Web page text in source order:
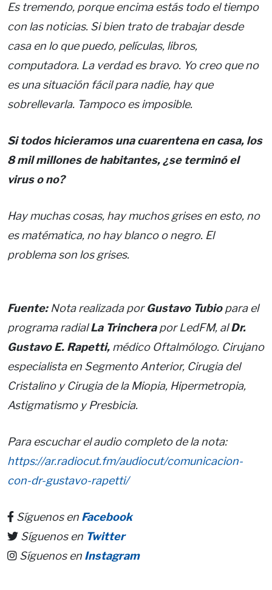
Es tremendo, porque encima estás todo el tiempo
con las noticias. Si bien trato de trabajar desde
casa en lo que puedo, películas, libros,
computadora. La verdad es bravo. Yo creo que no
es una situación fácil para nadie, hay que
sobrellevarla. Tampoco es imposible.
Si todos hicieramos una cuarentena en casa, los
8 mil millones de habitantes, ¿se terminó el
virus o no?
Hay muchas cosas, hay muchos grises en esto, no
es matématica, no hay blanco o negro. El
problema son los grises.
Fuente:Nota realizada porGustavo Tubiopara el
programa radialLa Trincherapor LedFM, alDr.
Gustavo E. Rapetti, médico Oftalmólogo. Cirujano
especialista en Segmento Anterior, Cirugia del
Cristalino y Cirugia de la Miopia, Hipermetropia,
Astigmatismo y Presbicia.
Para escuchar el audio completo de la nota:
https://ar.radiocut.fm/audiocut/comunicacion-
con-dr-gustavo-rapetti/
Síguenos en Facebook
Síguenos en Twitter
Síguenos en Instagram